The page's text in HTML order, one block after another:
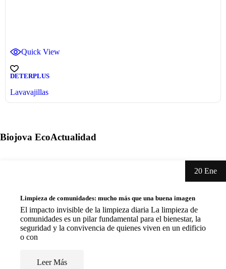
Quick View
DETERPLUS
Lavavajillas
Biojova EcoActualidad
20 Ene
Limpieza de comunidades: mucho más que una buena imagen
El impacto invisible de la limpieza diaria La limpieza de
comunidades es un pilar fundamental para el bienestar, la
seguridad y la convivencia de quienes viven en un edificio
o con
Leer Más